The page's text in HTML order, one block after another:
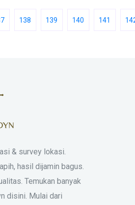
138 139 140 141
& survey lokasi.
hasil dijamin bagus.
Temukan banyak
disini. Mulai dari